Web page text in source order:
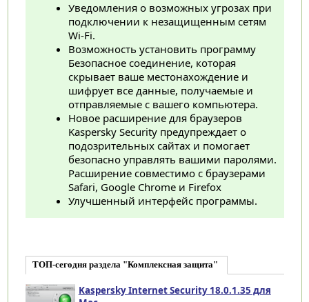
Уведомления о возможных угрозах при
подключении к незащищенным сетям
Wi-Fi.
Возможность установить программу
Безопасное соединение, которая
скрывает ваше местонахождение и
шифрует все данные, получаемые и
отправляемые с вашего компьютера.
Новое расширение для браузеров
Kaspersky Security предупреждает о
подозрительных сайтах и помогает
безопасно управлять вашими паролями.
Расширение совместимо с браузерами
Safari, Google Chrome и Firefox
Улучшенный интерфейс программы.
ТОП-сегодня раздела "Комплексная защита"
Kaspersky Internet Security 18.0.1.35 для